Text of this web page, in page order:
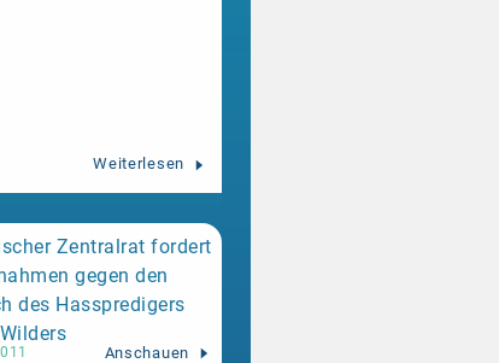
Weiterlesen
Zentralrat fordert
gegen den
des Hasspredigers
Anschauen